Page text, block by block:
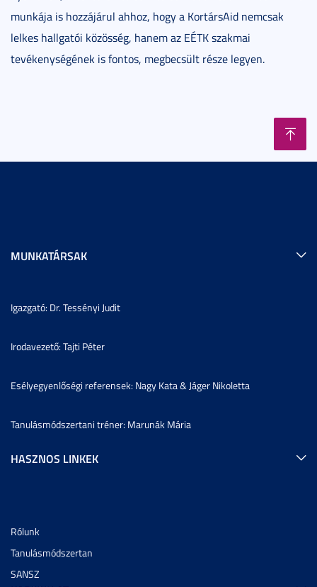
munkája is hozzájárul ahhoz, hogy a KortársAid nemcsak
lelkes hallgatói közösség, hanem az EÉTK szakmai
tevékenységének is fontos, megbecsült része legyen.
MUNKATÁRSAK
Igazgató: Dr. Tessényi Judit
Irodavezető: Tajti Péter
Esélyegyenlőségi referensek: Nagy Kata & Jáger Nikoletta
Tanulásmódszertani tréner: Marunák Mária
HASZNOS LINKEK
Rólunk
Tanulásmódszertan
SANSZ